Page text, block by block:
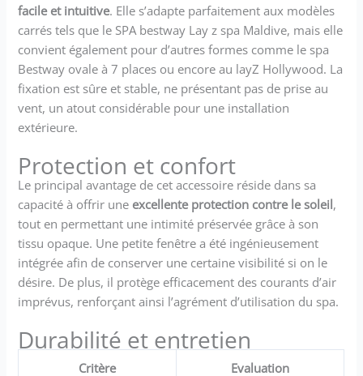
facile et intuitive. Elle s’adapte parfaitement aux modèles
carrés tels que le SPA bestway Lay z spa Maldive, mais elle
convient également pour d’autres formes comme le spa
Bestway ovale à 7 places ou encore au layZ Hollywood. La
fixation est sûre et stable, ne présentant pas de prise au
vent, un atout considérable pour une installation
extérieure.
Protection et confort
Le principal avantage de cet accessoire réside dans sa
capacité à offrir une excellente protection contre le soleil,
tout en permettant une intimité préservée grâce à son
tissu opaque. Une petite fenêtre a été ingénieusement
intégrée afin de conserver une certaine visibilité si on le
désire. De plus, il protège efficacement des courants d’air
imprévus, renforçant ainsi l’agrément d’utilisation du spa.
Durabilité et entretien
Critère Evaluation